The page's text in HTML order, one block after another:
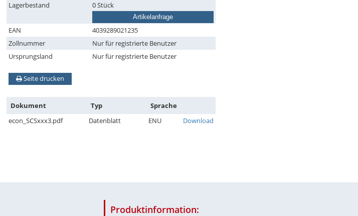
Lagerbestand 0 Stück
Artikelanfrage
EAN
4039289021235
Zollnummer
Nur für registrierte Benutzer
Ursprungsland
Nur für registrierte Benutzer
Seite drucken
Dokument Typ
Sprache
econ_SCSxxx3.pdf
Datenblatt ENU Download
Produktinformation: